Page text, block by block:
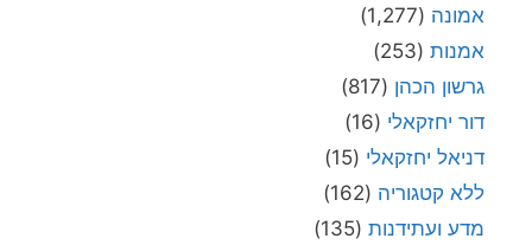
אמונה (1,277)
אמנות (253)
גרשון הכהן (817)
דור יחזקאלי (16)
דניאל יחזקאלי (15)
ללא קטגוריה (162)
מדע ועתידנות (135)